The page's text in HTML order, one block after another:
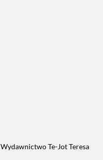
Te-Jot Teresa